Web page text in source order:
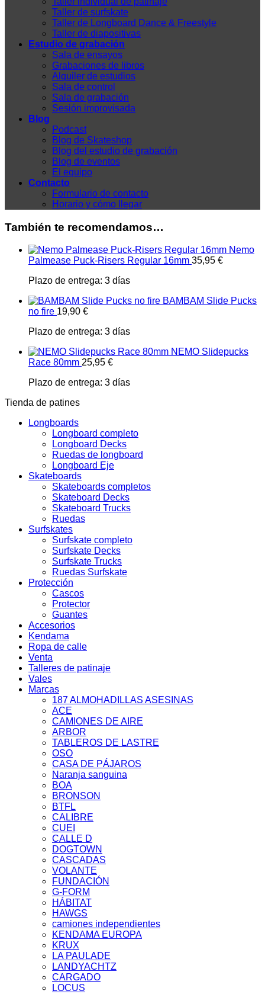
Taller de surfskate
Taller de Longboard Dance & Freestyle
Taller de diapositivas
Estudio de grabación
Sala de ensayos
Grabaciones de libros
Alquiler de estudios
Sala de control
Sala de grabación
Sesión improvisada
Blog
Podcast
Blog de Skateshop
Blog del estudio de grabación
Blog de eventos
El equipo
Contacto
Formulario de contacto
Horario y cómo llegar
También te recomendamos…
Nemo
Palmease Puck-Risers Regular 16mm 35,95 €
Plazo de entrega: 3 días
BAMBAM Slide Pucks
no fire 19,90 €
Plazo de entrega: 3 días
NEMO Slidepucks
Race 80mm 25,95 €
Plazo de entrega: 3 días
Tienda de patines
Longboards
Longboard completo
Longboard Decks
Ruedas de longboard
Longboard Eje
Skateboards
Skateboards completos
Skateboard Decks
Skateboard Trucks
Ruedas
Surfskates
Surfskate completo
Surfskate Decks
Surfskate Trucks
Ruedas Surfskate
Protección
Cascos
Protector
Guantes
Accesorios
Kendama
Ropa de calle
Venta
Talleres de patinaje
Vales
Marcas
187 ALMOHADILLAS ASESINAS
ACE
CAMIONES DE AIRE
ARBOR
TABLEROS DE LASTRE
OSO
CASA DE PÁJAROS
Naranja sanguina
BOA
BRONSON
BTFL
CALIBRE
CUEI
CALLE D
DOGTOWN
CASCADAS
VOLANTE
FUNDACIÓN
G-FORM
HÁBITAT
HAWGS
camiones independientes
KENDAMA EUROPA
KRUX
LA PAULADE
LANDYACHTZ
CARGADO
LOCUS